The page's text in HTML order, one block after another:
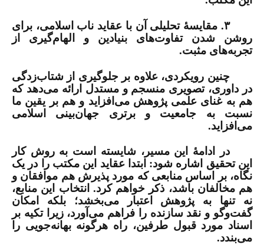
۳. مقایسۀ تحلیلی آن با عقاید ناب اسلامی، برای
روشن شدن تفاوت‌های بنیادین و الهام‌گیری از
تجربه‌های مثبت.
چنین رویکردی، علاوه بر جلوگیری از شتاب‌زدگی
در داوری، تصویری منسجم و مستدل ارائه می‌دهد که
هم به غنای علمی پژوهش می‌افزاید و هم بر یقین ما
نسبت به جامعیت و برتری جهان‌بینی اسلامی
می‌افزاید.
در ادامۀ این مسیر، شایسته است به روش کار
این تحقیق اشاره شود: ابتدا عقاید این مکتب را در یک
نگاه، بر اساس منابعی که مورد پذیرش هم موافقان و
هم مخالفان باشد، ذکر خواهم کرد. انتخاب این منابع،
نه تنها به پژوهش اعتبار می‌بخشد؛ بلکه امکان
گفت‌وگو و نقد سازنده را فراهم می‌آورد، زیرا تکیه بر
اسناد مورد قبول طرفین، راه هرگونه بهانه‌جویی را
می‌بندد.